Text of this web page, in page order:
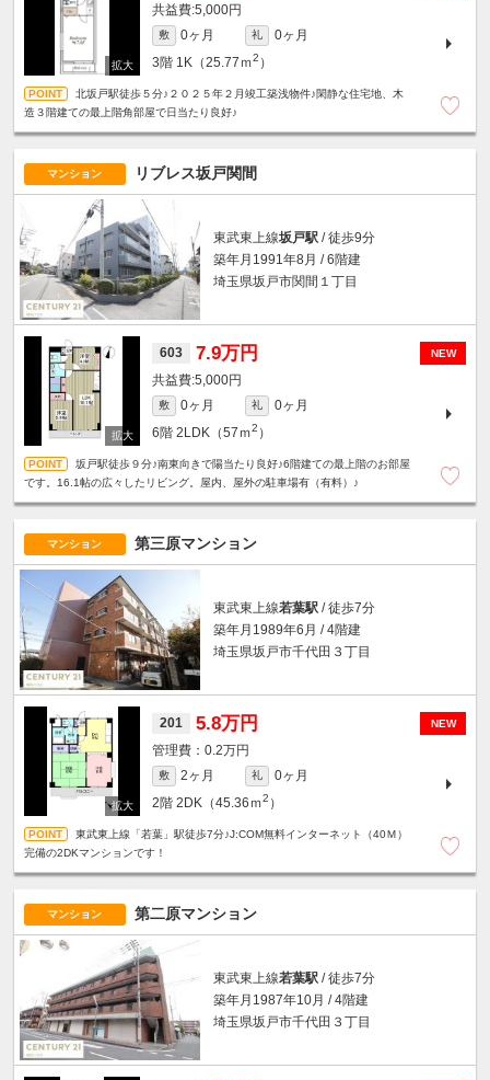
5,000円
敷 0ヶ月 礼
0ヶ月
3階 1K（25.77ｍ2 ）
北坂戸駅徒歩５分♪２０２５年２月竣工築浅物件♪閑静な住宅地、木
造３階建ての最上階角部屋で日当たり良好♪
マンション リブレス坂戸関間
東武東上線坂戸駅 / 徒歩9分
築年月1991年8月 / 6階建
埼玉県坂戸市関間１丁目
NEW
603 7.9万円
5,000円
敷 0ヶ月 礼
0ヶ月
6階 2LDK（57ｍ2 ）
坂戸駅徒歩９分♪南東向きで陽当たり良好♪6階建ての最上階のお部屋
です。16.1帖の広々したリビング。屋内、屋外の駐車場有（有料）♪
マンション 第三原マンション
東武東上線若葉駅 / 徒歩7分
築年月1989年6月 / 4階建
埼玉県坂戸市千代田３丁目
NEW
201 5.8万円
0.2万円
敷 2ヶ月 礼
0ヶ月
2階 2DK（45.36ｍ2 ）
東武東上線「若葉」駅徒歩7分♪J:COM無料インターネット（40Ｍ）
完備の2DKマンションです！
マンション 第二原マンション
東武東上線若葉駅 / 徒歩7分
築年月1987年10月 / 4階建
埼玉県坂戸市千代田３丁目